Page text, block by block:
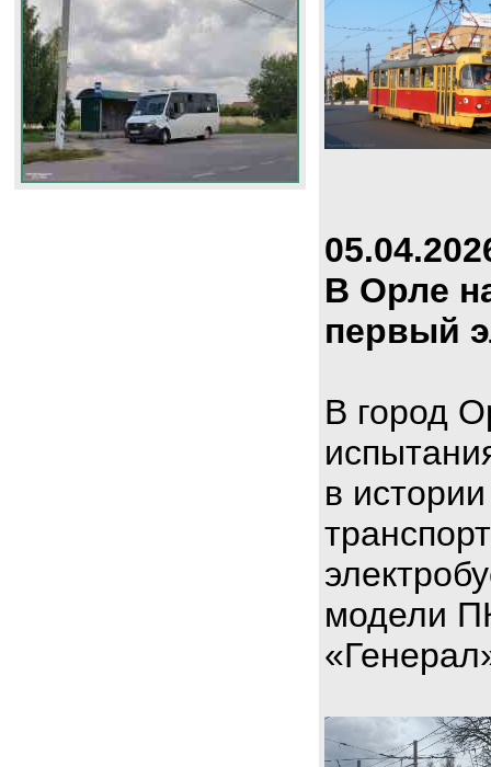
В Орле
первый
В город
в
модели